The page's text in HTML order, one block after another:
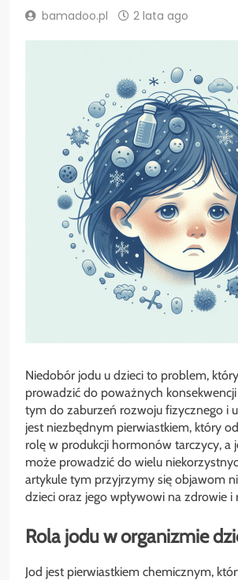
bamadoo.pl 2 lata ago
Niedobór jodu u dzieci to problem,
prowadzić do poważnych
tym do zaburzeń rozwoju fizycznego i
jest niezbędnym pierwiastkiem, który
rolę w produkcji hormonów tarczycy, a
może prowadzić do wielu
artykule tym przyjrzymy się objawom
dzieci oraz jego wpływowi na zdrowie i
Rola jodu w organizmie
Jod jest pierwiastkiem chemicznym,